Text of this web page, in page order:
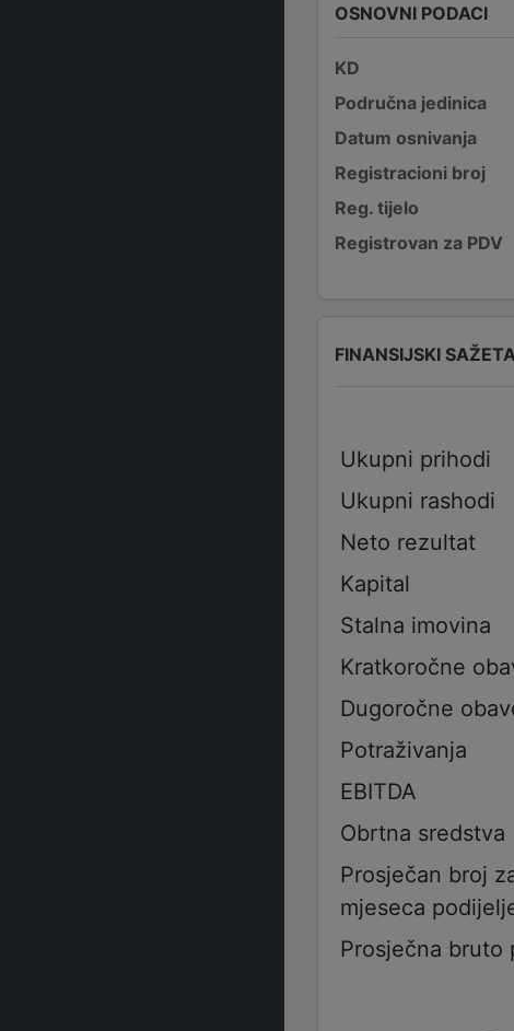
OSNOVNI PODACI
KD
Područna jedinica
Datum osnivanja
Registracioni broj
Reg. tijelo
Registrovan za PDV
FINANSIJSKI
Ukupni prihodi
Ukupni rashodi
Neto rezultat
Kapital
Stalna imovina
Kratkoročne
Dugoročne
Potraživanja
EBITDA
Obrtna sredstva
Prosječan broj
mjeseca
Prosječna bruto